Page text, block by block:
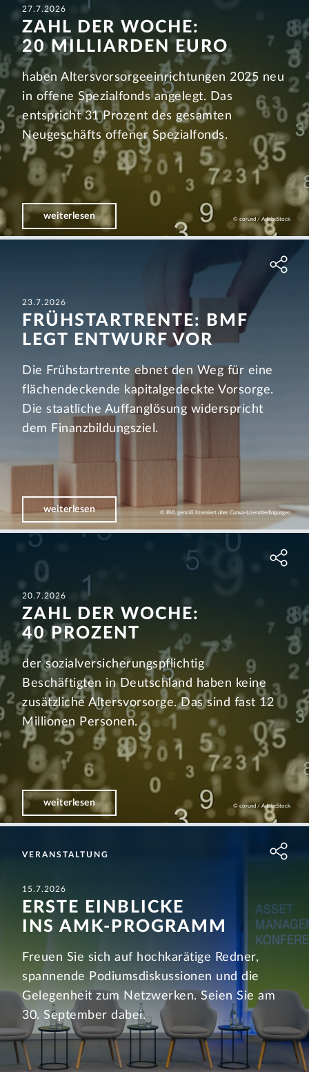
27.7.2026
ZAHL DER WOCHE:
20 MILLIARDEN EURO
haben Altersvorsorgeeinrichtungen 2025 neu
in offene Spezialfonds angelegt. Das
entspricht 31 Prozent des gesamten
Neugeschäfts offener Spezialfonds.
weiterlesen © corund / AdobeStock
23.7.2026
FRÜHSTARTRENTE: BMF
LEGT ENTWURF VOR
Die Frühstartrente ebnet den Weg für eine
flächendeckende kapitalgedeckte Vorsorge.
Die staatliche Auffanglösung widerspricht
dem Finanzbildungsziel.
weiterlesen © BVI, gemäß lizensiert über Canva-Lizenzbedingungen
20.7.2026
ZAHL DER WOCHE:
40 PROZENT
der sozialversicherungspflichtig
Beschäftigten in Deutschland haben keine
zusätzliche Altersvorsorge. Das sind fast 12
Millionen Personen.
weiterlesen © corund / AdobeStock
VERANSTALTUNG
15.7.2026
ERSTE EINBLICKE
INS AMK-PROGRAMM
Freuen Sie sich auf hochkarätige Redner,
spannende Podiums­diskussionen und die
Gelegenheit zum Netzwerken. Seien Sie am
30. September dabei.